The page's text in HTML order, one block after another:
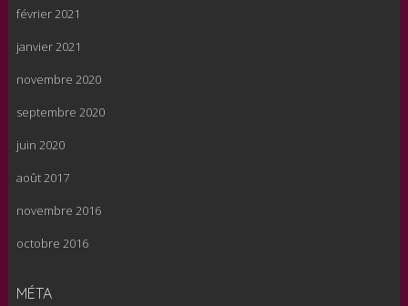
février 2021
janvier 2021
novembre 2020
septembre 2020
juin 2020
août 2017
novembre 2016
octobre 2016
MÉTA